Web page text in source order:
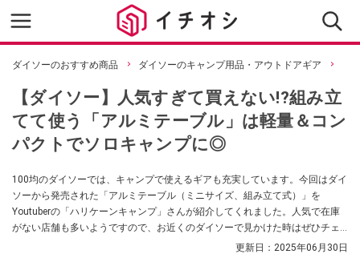
ダイソーのおすすめ商品 ダイソーのキャンプ用品・アウトドアギア
【ダイソー】人気すぎて買えない!?組み立
てて使う「アルミテーブル」は軽量＆コン
パクトでソロキャンプに◎
100均のダイソーでは、キャンプで使えるギアも充実しています。今回はダイ
ソーから発売された「アルミテーブル（ミニサイズ、組み立て式）」を
Youtuberの「ハリケーンキャンプ」さんが紹介してくれました。人気で在庫
がない店舗も多いようですので、お近くのダイソーで見かけた時はぜひチェ
更新日： 2025年06月30日